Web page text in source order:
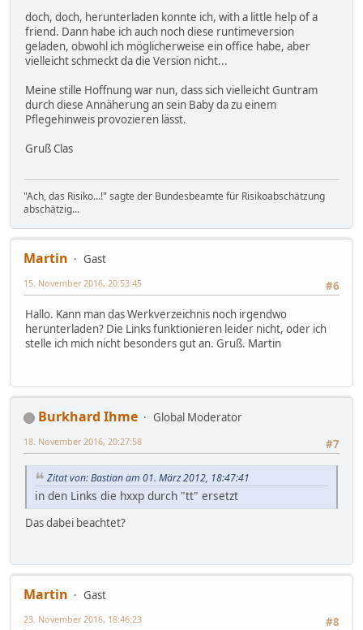
doch, doch, herunterladen konnte ich, with a little help of a
friend. Dann habe ich auch noch diese runtimeversion
geladen, obwohl ich möglicherweise ein office habe, aber
vielleicht schmeckt da die Version nicht...
Meine stille Hoffnung war nun, dass sich vielleicht Guntram
durch diese Annäherung an sein Baby da zu einem
Pflegehinweis provozieren lässt.
Gruß Clas
"Ach, das Risiko...!" sagte der Bundesbeamte für Risikoabschätzung
abschätzig...
Martin
Gast
#6
15. November 2016, 20:53:45
Hallo. Kann man das Werkverzeichnis noch irgendwo
herunterladen? Die Links funktionieren leider nicht, oder ich
stelle ich mich nicht besonders gut an. Gruß. Martin
Burkhard Ihme
Global Moderator
#7
18. November 2016, 20:27:58
Zitat von: Bastian am 01. März 2012, 18:47:41
in den Links die hxxp durch "tt" ersetzt
Das dabei beachtet?
Martin
Gast
#8
23. November 2016, 18:46:23